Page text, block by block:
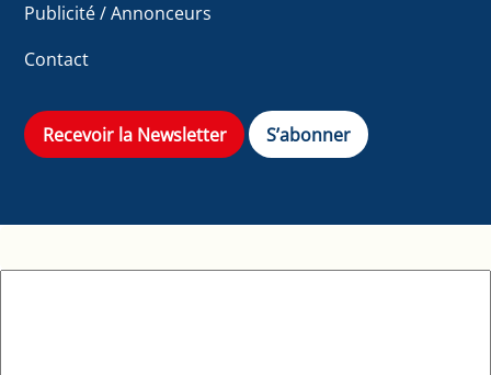
Publicité / Annonceurs
Contact
Recevoir la Newsletter S’abonner